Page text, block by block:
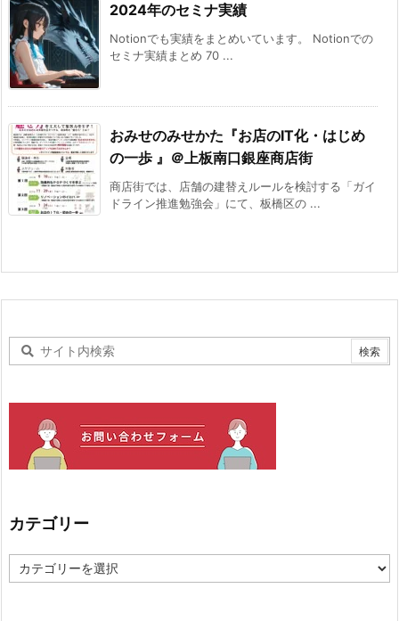
2024年のセミナ実績
Notionでも実績をまとめいています。 Notionでの
セミナ実績まとめ 70 ...
おみせのみせかた 『お店のIT化・はじめ
の一歩 』＠上板南口銀座商店街
商店街では、店舗の建替えルールを検討する「ガイ
ドライン推進勉強会」にて、板橋区の ...
カテゴリー
テ